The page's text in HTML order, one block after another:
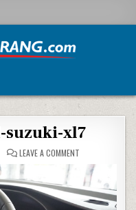
suzuki-xl7
LEAVE A COMMENTON SETIR-